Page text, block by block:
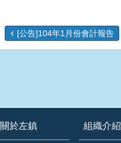
[公告]104年1月份會計報告
關於左鎮
組織介紹